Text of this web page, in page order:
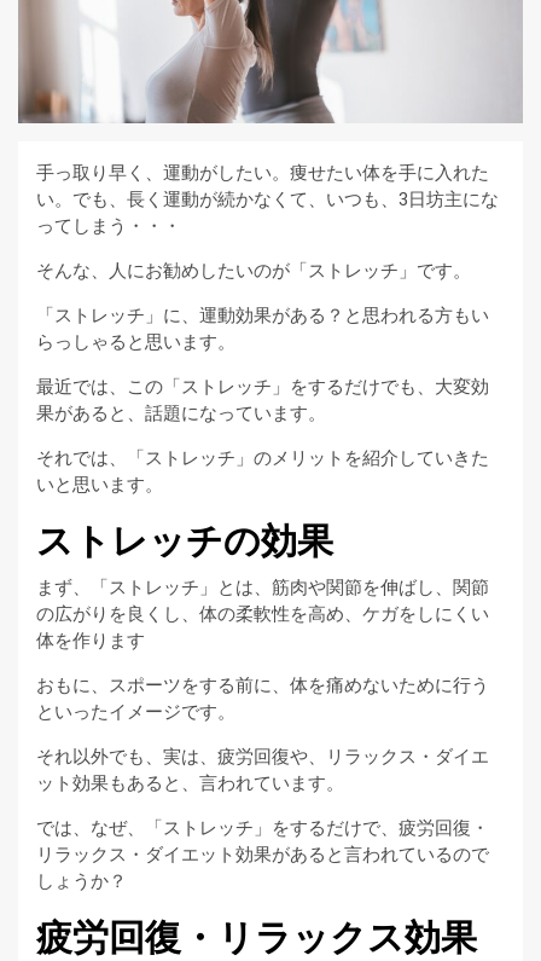
手っ取り早く、運動がしたい。痩せたい体を手に入れた
い。でも、長く運動が続かなくて、いつも、3日坊主にな
ってしまう・・・
そんな、人にお勧めしたいのが「ストレッチ」です。
「ストレッチ」に、運動効果がある？と思われる方もい
らっしゃると思います。
最近では、この「ストレッチ」をするだけでも、大変効
果があると、話題になっています。
それでは、「ストレッチ」のメリットを紹介していきた
いと思います。
ストレッチの効果
まず、「ストレッチ」とは、筋肉や関節を伸ばし、関節
の広がりを良くし、体の柔軟性を高め、ケガをしにくい
体を作ります
おもに、スポーツをする前に、体を痛めないために行う
といったイメージです。
それ以外でも、実は、疲労回復や、リラックス・ダイエ
ット効果もあると、言われています。
では、なぜ、「ストレッチ」をするだけで、疲労回復・
リラックス・ダイエット効果があると言われているので
しょうか？
疲労回復・リラックス効果